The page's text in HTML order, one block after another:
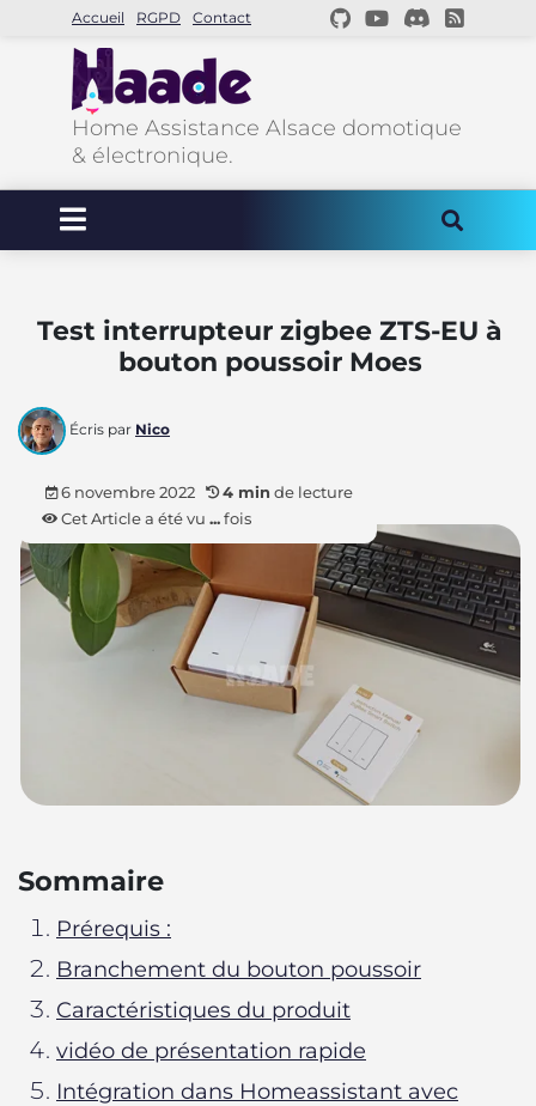
Accueil RGPD Contact
Home Assistance Alsace domotique
& électronique.
Test interrupteur zigbee ZTS-EU à
bouton poussoir Moes
Écris par Nico
6 novembre 2022 4 min de lecture
Cet Article a été vu ...fois
Sommaire
Prérequis :
Branchement du bouton poussoir
Caractéristiques du produit
vidéo de présentation rapide
Intégration dans Homeassistant avec